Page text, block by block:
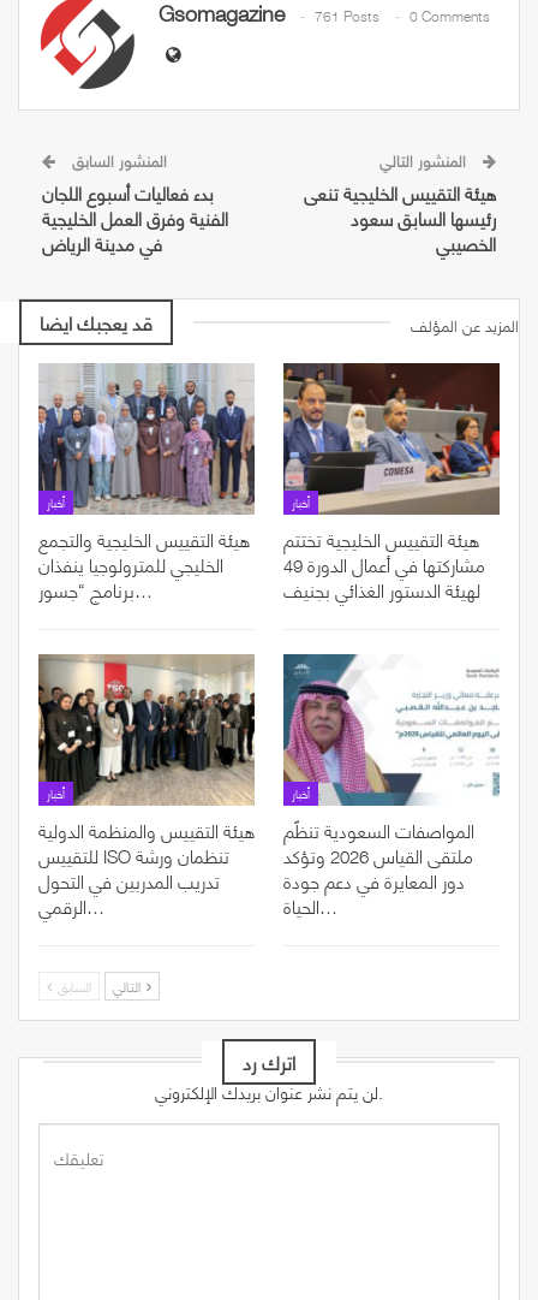
Gsomagazine 761 Posts 0 Comments
المنشور السابق
بدء فعاليات أسبوع اللجان
الفنية وفرق العمل الخليجية
في مدينة الرياض
هيئة التقييس الخليجية تنعى
رئيسها السابق سعود
الخصيبي
قد يعجبك ايضا المزيد عن المؤلف
أخبار
هيئة التقييس الخليجية والتجمع
الخليجي للمترولوجيا ينفذان
برنامج “جسور…
أخبار
هيئة التقييس الخليجية تختتم
مشاركتها في أعمال الدورة 49
لهيئة الدستور الغذائي بجنيف
أخبار
هيئة التقييس والمنظمة الدولية
للتقييس ISO تنظمان ورشة
تدريب المدربين في التحول
الرقمي…
أخبار
المواصفات السعودية تنظّم
ملتقى القياس 2026 وتؤكد
دور المعايرة في دعم جودة
الحياة…
السابق
اترك رد
لن يتم نشر عنوان بريدك الإلكتروني.